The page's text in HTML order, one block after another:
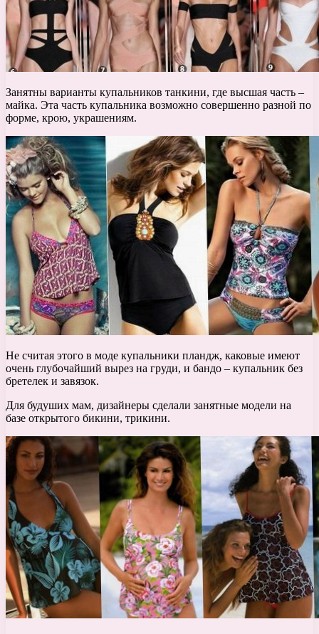
Занятны варианты купальников танкини, где высшая часть –
майка. Эта часть купальника возможно совершенно разной по
форме, крою, украшениям.
Не считая этого в моде купальники пландж, каковые имеют
очень глубочайший вырез на груди, и бандо – купальник без
бретелек и завязок.
Для будуших мам, дизайнеры сделали занятные модели на
базе открытого бикини, трикини.